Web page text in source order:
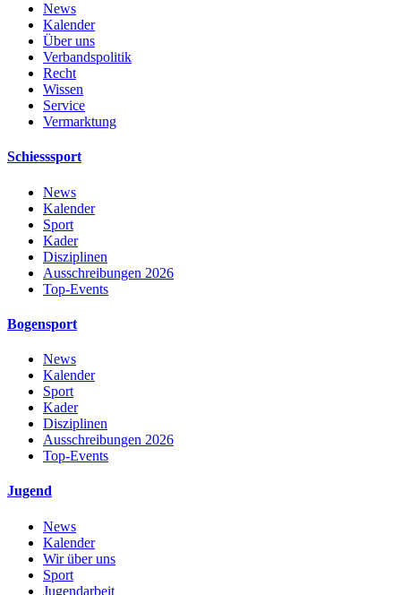
News
Kalender
Über uns
Verbandspolitik
Recht
Wissen
Service
Vermarktung
Schiesssport
News
Kalender
Sport
Kader
Disziplinen
Ausschreibungen 2026
Top-Events
Bogensport
News
Kalender
Sport
Kader
Disziplinen
Ausschreibungen 2026
Top-Events
Jugend
News
Kalender
Wir über uns
Sport
Jugendarbeit